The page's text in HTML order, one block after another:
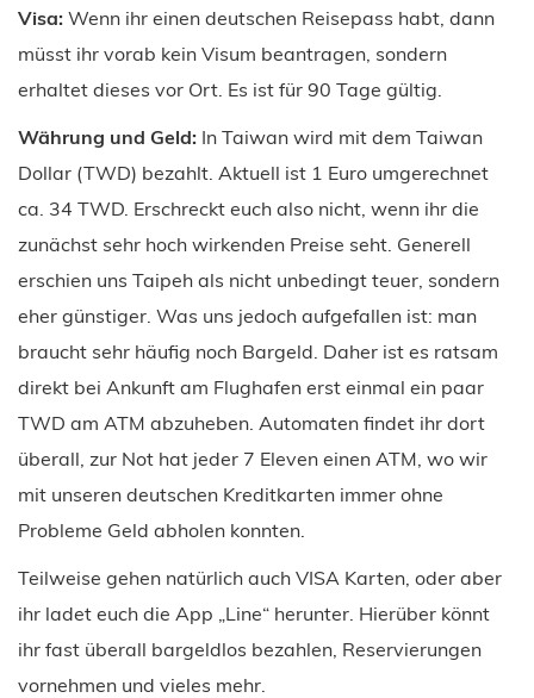
Visa: Wenn ihr einen deutschen Reisepass habt, dann
müsst ihr vorab kein Visum beantragen, sondern
erhaltet dieses vor Ort. Es ist für 90 Tage gültig.
Währung und Geld: In Taiwan wird mit dem Taiwan
Dollar (TWD) bezahlt. Aktuell ist 1 Euro umgerechnet
ca. 34 TWD. Erschreckt euch also nicht, wenn ihr die
zunächst sehr hoch wirkenden Preise seht. Generell
erschien uns Taipeh als nicht unbedingt teuer, sondern
eher günstiger. Was uns jedoch aufgefallen ist: man
braucht sehr häufig noch Bargeld. Daher ist es ratsam
direkt bei Ankunft am Flughafen erst einmal ein paar
TWD am ATM abzuheben. Automaten findet ihr dort
überall, zur Not hat jeder 7 Eleven einen ATM, wo wir
mit unseren deutschen Kreditkarten immer ohne
Probleme Geld abholen konnten.
Teilweise gehen natürlich auch VISA Karten, oder aber
ihr ladet euch die App „Line“ herunter. Hierüber könnt
ihr fast überall bargeldlos bezahlen, Reservierungen
vornehmen und vieles mehr.